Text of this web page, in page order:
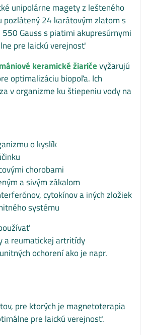
unipolárne magety z lešteného
pozlátený 24 karátovým zlatom s
Gauss s piatimi akupresúrnymi
pre laickú verejnosť
keramické žiaričevyžarujú
optimalizáciu biopoľa. Ich
v organizme ku štiepeniu vody na
o kyslík
chorobami
a sivým zákalom
cytokínov a iných zložiek
systému
a reumatickej artritídy
ochorení ako je napr.
pre ktorých je magnetoterapia
pre laickú verejnosť.